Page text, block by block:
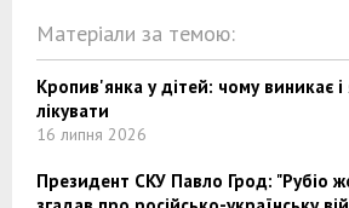
Матеріали за темою:
Кропив'янка у дітей: чому виникає
лікувати
16 липня 2026
Президент СКУ Павло Грод: "Рубіо